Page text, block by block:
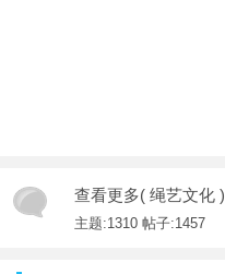
查看更多( 绳艺文化 )
主题:1310 帖子:1457